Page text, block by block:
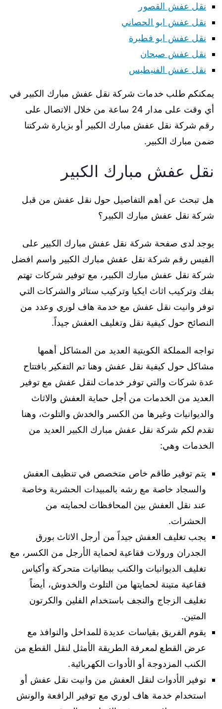
نقل عفش القصور
نقل عفش ابو الحصاني
نقل عفش ابو فطيرة
نقل عفش صبحان
نقل عفش الفنيطيس
يمكنكم طلب خدمات شركة نقل عفش مبارك الكبير في
أي وقت على مدار 24 ساعة من خلال الاتصال على
رقم شركة نقل عفش مبارك الكبير أو بزيارة شركتنا
ضمن مبارك الكبير.
نقل عفش مبارك الكبير
هل تبحث عن أهم التفاصيل حول نقل عفش من قبل
شركة نقل عفش مبارك الكبير؟
يوجد لدى صفحة شركة نقل عفش مبارك الكبير على
الفيس رقم شركة نقل عفش مبارك الكبير واسم افضل
شركة نقل عفش مبارك الكبير، مع توفير شركات تهتم
بفك وتركيب اثاث ايكيا وتركيب ستائر والشركات التي
توفر وانيت نقل عفش مع خدمة هاف لوري وعدد من
النصائح حول كيفية نقل وتغليف العفش جيداً.
تواجه المملكة الكويتية العديد من المشاكل أهمها
مشاكل حول كيفية نقل عفش وهنا تم التفكير بافتتاح
عدة شركات والتي توفر خدمات لنقل عفش مع توفير
العديد من الخدمات من أجل حماية العفش والاثاث
والديوانيات وغيرها من الكسر والخدش والتلوث، وهنا
تقدم لكم شركة نقل عفش مبارك الكبير العديد من
الخدمات وهي:
يتم توفير طاقم خاص متخصص في تنظيف العفش
والسجاد خاصة مع رشه بالمبيدات الحشرية وخاصة
عند نقل العفش بين المحافظات لحمايته من
الحشرات.
يجب تغليف العفش جيداً من أرجل الاثاث بورق
الجدران ورولات فقاعية لحماية الأرجل من الكسر، مع
تغليف الديوانيات والكنب ببطانيات متحركة وأكياس
فقاعية متينة لحمايتها من التلوث والخدوش، أيضاً
تغليف الزجاج والنجف باستخدام الفلين والكرتون
المتين.
يقوم الفريق بقياسات عديدة للمداخل والنوافذ مع
عرض القطع لمعرفة الطريقة الأمثل لنقل القطع من
الكنب المزدوجة أو الأدوات الكهربائية.
توفير الأدوات لنقل العفش من وانيت نقل عفش أو
استخدام خدمة هاف لوري مع توفير الرافعة والونش